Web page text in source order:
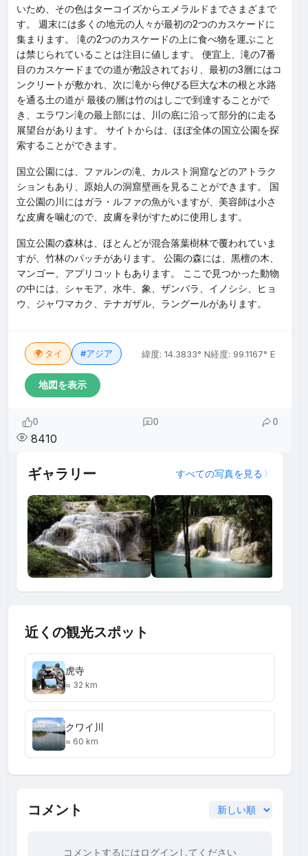
いため、その色はターコイズからエメラルドまでさまざまで
す。 週末には多くの地元の人々が最初の2つのカスケードに
集まります。 滝の2つのカスケードの上に食べ物を運ぶこと
は禁じられていることは注目に値します。 便宜上、滝の7番
目のカスケードまでの道が敷設されており、最初の3層にはコ
ンクリートが敷かれ、次に滝から伸びる巨大な木の根と水路
を通る土の道が 最後の層は竹のはしごで到達することがで
き、エラワン滝の最上部には、川の底に沿って部分的に走る
展望台があります。 サイトからは、ほぼ全体の国立公園を探
索することができます。
国立公園には、ファルンの滝、カルスト洞窟などのアトラク
ションもあり、原始人の洞窟壁画を見ることができます。 国
立公園の川にはガラ・ルファの魚がいますが、美容師は小さ
な皮膚を噛むので、皮膚を剥がすために使用します。
国立公園の森林は、ほとんどが混合落葉樹林で覆われていま
すが、竹林のパッチがあります。 公園の森には、黒檀の木、
マンゴー、アプリコットもあります。 ここで見つかった動物
の中には、シャモア、水牛、象、ザンバラ、イノシシ、ヒョ
ウ、ジャワマカク、テナガザル、ラングールがあります。
🌍 タイ #アジア 緯度: 14.3833° N経度: 99.1167° E
地図を表示
0 0 0
8410
ギャラリー すべての写真を見る
近くの観光スポット
虎寺
≈ 32 km
クワイ川
≈ 60 km
コメント
コメントするにはログインしてください